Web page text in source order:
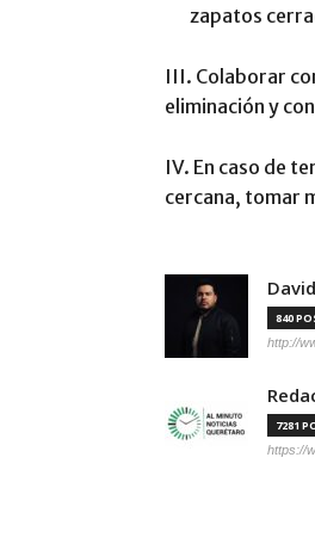
zapatos
III. Colaborar
eliminación y
IV. En caso de
cercana, tomar
840
http://
7281
https://